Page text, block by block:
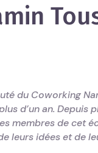
du Coworking
d’un an. Depuis
membres de cet
leurs idées et de